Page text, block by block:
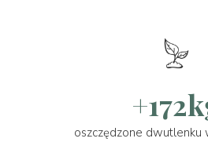
oszczędzone dwutlenku